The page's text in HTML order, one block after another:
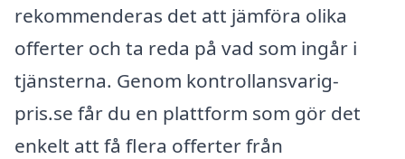
rekommenderas det att jämföra olika
offerter och ta reda på vad som ingår i
tjänsterna. Genom kontrollansvarig-
pris.se får du en plattform som gör det
enkelt att få flera offerter från